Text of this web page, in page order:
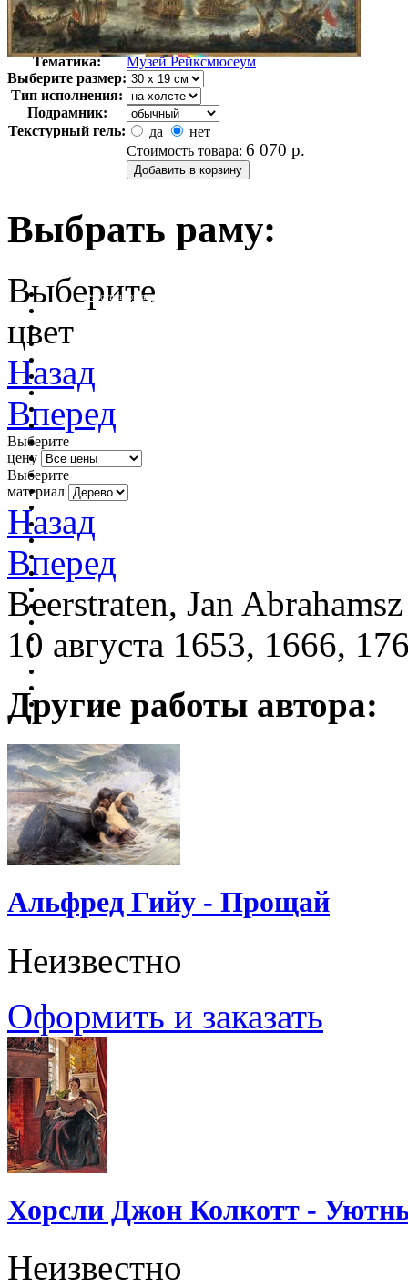
Автор:
Неизвестно
Арт-стиль
Голландская живопись
Тематика:
Музей Рейксмюсеум
Выберите размер:
Тип исполнения:
Подрамник:
Текстурный гель:
да
нет
Стоимость товара: 6 070 р.
Выбрать раму:
очистить фильтр цвета
Выберите
цвет
Назад
Вперед
Выберите
цену
Выберите
материал
Назад
Вперед
Beerstraten, Jan
10 августа 1653, 1666,
Другие работы автора:
Альфред Гийу - Прощай
Неизвестно
Оформить и заказать
Хорсли Джон Колкотт -
Неизвестно